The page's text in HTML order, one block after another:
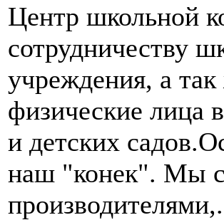
Центр школьной
сотрудничеству
учреждения, а
физические лица
и детских
наш "конек". Мы